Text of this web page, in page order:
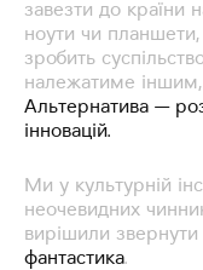
завезти до країни
ноути чи планшети,
зробить
належатиме
Альтернатива —
інновацій.
Ми у культурній
неочевидних
вирішили звернути
фантастика.